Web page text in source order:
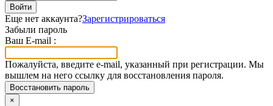
Войти
Еще нет аккаунта?Зарегистрироваться
Забыли пароль
Ваш E-mail :
Пожалуйста, введите e-mail, указанный при регистрации. Мы
вышлем на него ссылку для восстановления пароля.
Восстановить пароль
×